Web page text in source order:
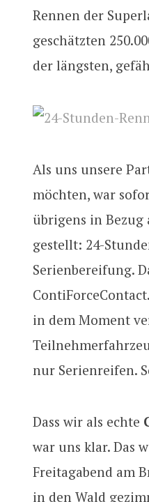
Rennen der
geschätzten
der längsten,
Als uns unsere
möchten, war
übrigens in Bezug
gestellt: 24-
Serienbereifung.
in dem Moment
nur Serienreifen.
Dass wir als echte
war uns klar. Das
Freitagabend am
in den Wald